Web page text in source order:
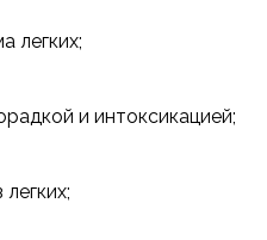
легких;
и интоксикацией;